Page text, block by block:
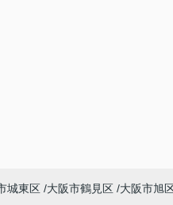
城東区 大阪市鶴見区 大阪市旭